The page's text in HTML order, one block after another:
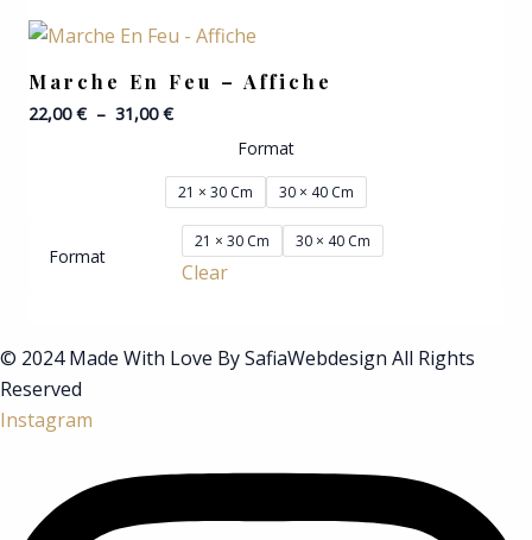
Marche En Feu – Affiche
22,00€ – 31,00€
Plage
De
Prix :
22,00 €
À
Format
21 × 30 Cm 30 × 40 Cm
Format
21 × 30 Cm 30 × 40 Cm
Clear
© 2024 Made With Love By SafiaWebdesign All Rights
Reserved
Instagram